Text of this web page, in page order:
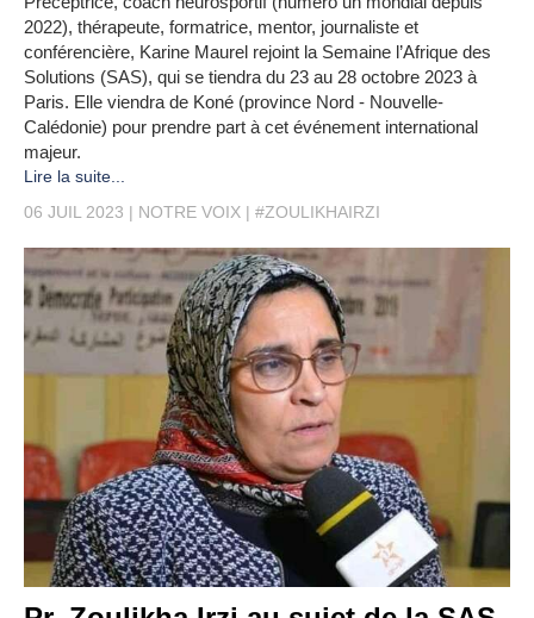
2022), thérapeute, formatrice, mentor, journaliste et
conférencière, Karine Maurel rejoint la Semaine l’Afrique des
Solutions (SAS), qui se tiendra du 23 au 28 octobre 2023 à
Paris. Elle viendra de Koné (province Nord - Nouvelle-
Calédonie) pour prendre part à cet événement international
majeur.
Lire la suite...
06 JUIL 2023
NOTRE VOIX #ZOULIKHAIRZI